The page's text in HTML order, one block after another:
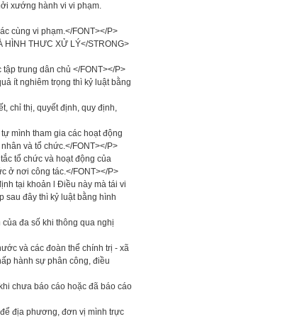
xướng hành vi vi phạm.
cùng vi phạm.</FONT></P>
HÌNH THƯC XỬ LÝ</STRONG>
trung dân chủ </FONT></P>
ít nghiêm trọng thì kỷ luật bằng
chỉ thị, quyết định, quy định,
mình tham gia các hoạt động
và tổ chức.</FONT></P>
tổ chức và hoạt động của
ở nơi công tác.</FONT></P>
tại khoản l Điều này mà tái vi
sau đây thì kỷ luật bằng hình
đa số khi thông qua nghị
và các đoàn thể chính trị - xã
hành sự phân công, điều
chưa báo cáo hoặc đã báo cáo
địa phương, đơn vị mình trực